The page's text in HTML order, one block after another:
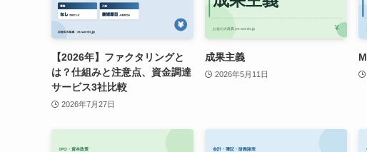
【2026年】ファクタリングと
は？仕組みと注意点、資金調達
サービス3社比較
2026年7月27日
成果主義
2026年5月11日